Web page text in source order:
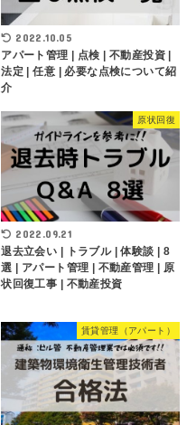
2022.10.05
アパート管理 | 点検 | 不動産投資 |
法定 | 任意 | 必要な点検について紹
介
原状回復
2022.09.21
退去立会い | トラブル | 体験談 | 8
選 | アパート管理 | 不動産管理 | 原
状回復工事 | 不動産投資
賃貸管理（アパート）